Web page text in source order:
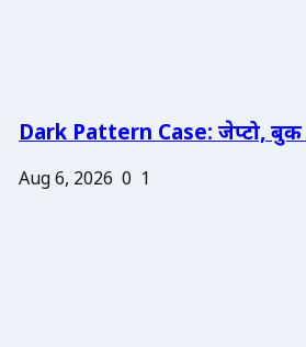
Dark Pattern Case: जेप्टो, बुक
Aug 6, 2026 0 1